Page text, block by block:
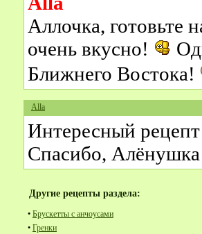
Аллочка, готовьте
очень вкусно!
Ближнего Востока!
Alla
Интересный
Спасибо,
Другие рецепты раздела:
• Брускетты с анчоусами
• Гренки